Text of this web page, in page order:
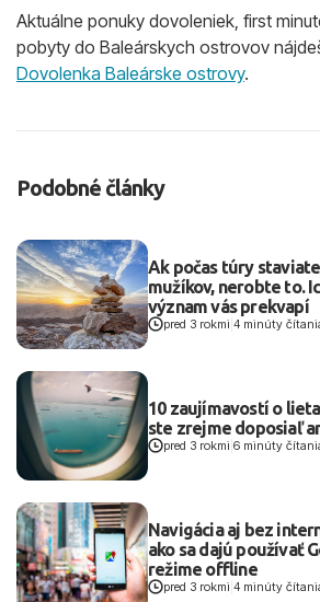
Aktuálne ponuky dovoleniek, first
pobyty do Baleárskych ostrovov
Dovolenka Baleárske ostrovy.
Podobné články
Ak počas túry
mužíkov, nerobte to.
význam vás prekvapí
pred 3 rokmi 4 minúty
10 zaujímavostí o
ste zrejme doposiaľ
pred 3 rokmi 6 minúty
Navigácia aj bez
ako sa dajú používať
režime offline
pred 3 rokmi 4 minúty